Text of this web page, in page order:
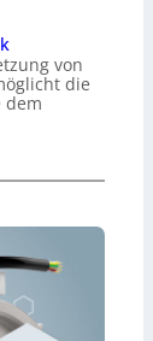
von
die
dem